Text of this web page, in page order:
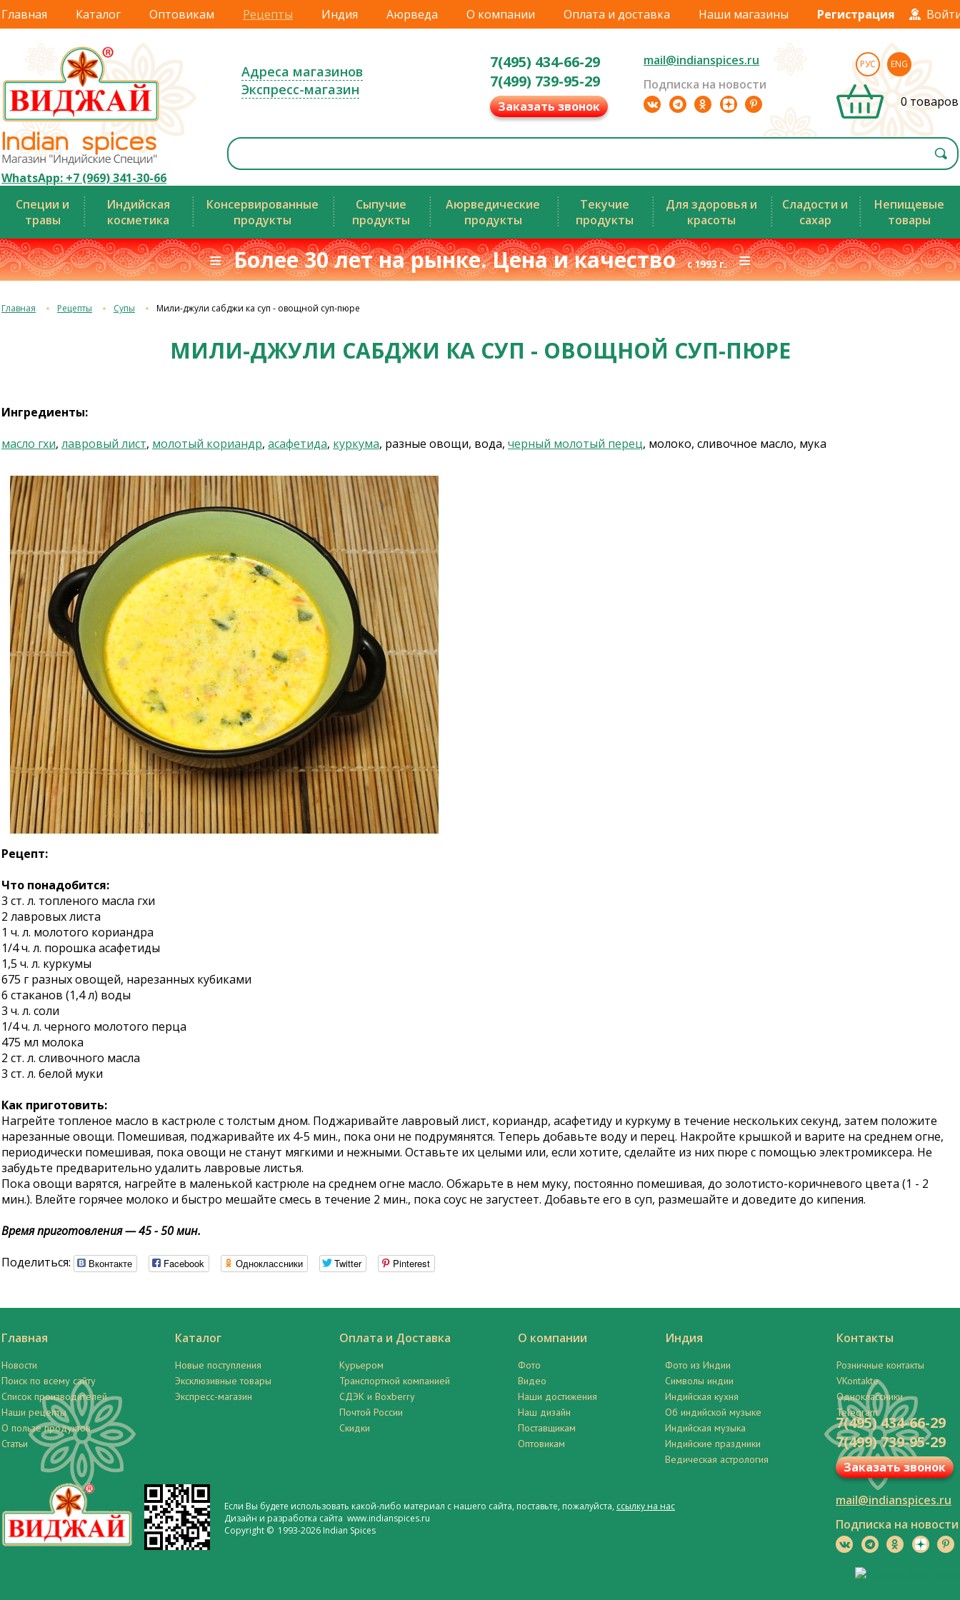
Главная Каталог Оптовикам Рецепты Индия Аюрведа О компании Оплата и доставка Наши магазины Регистрация
WhatsApp: +7 (969) 341-30-66
Адреса магазинов
Экспресс-магазин
7(495) 434-66-29
7(499) 739-95-29
Заказать звонок
mail@indianspices.ru
Подписка на новости
РУС ENG
0 товаров
Специи и
травы
Индийская
косметика
Консервированные
продукты
Сыпучие
продукты
Аюрведические
продукты
Текучие
продукты
Для здоровья и
красоты
Сладости и
сахар
Непищевые
товары
≡ Более 30 лет на рынке. Цена и качествос 1993 г.≡
Главная Рецепты Супы Мили-джули сабджи ка суп - овощной суп-пюре
МИЛИ-ДЖУЛИ САБДЖИ КА СУП - ОВОЩНОЙ СУП-ПЮРЕ
Ингредиенты:
масло гхи, лавровый лист, молотый кориандр, асафетида, куркума, разные овощи, вода, черный молотый перец, молоко, сливочное масло, мука
Рецепт:
Что понадобится:
3 ст. л. топленого масла гхи
2 лавровых листа
1 ч. л. молотого кориандра
1/4 ч. л. порошка асафетиды
1,5 ч. л. куркумы
675 г разных овощей, нарезанных кубиками
6 стаканов (1,4 л) воды
3 ч. л. соли
1/4 ч. л. черного молотого перца
475 мл молока
2 ст. л. сливочного масла
3 ст. л. белой муки
Как приготовить:
Нагрейте топленое масло в кастрюле с толстым дном. Поджаривайте лавровый лист, кориандр, асафетиду и куркуму в течение нескольких секунд, затем положите
нарезанные овощи. Помешивая, поджаривайте их 4-5 мин., пока они не подрумянятся. Теперь добавьте воду и перец. Накройте крышкой и варите на среднем огне,
периодически помешивая, пока овощи не станут мягкими и нежными. Оставьте их целыми или, если хотите, сделайте из них пюре с помощью электромиксера. Не
забудьте предварительно удалить лавровые листья.
Пока овощи варятся, нагрейте в маленькой кастрюле на среднем огне масло. Обжарьте в нем муку, постоянно помешивая, до золотисто-коричневого цвета (1 - 2
мин.). Влейте горячее молоко и быстро мешайте смесь в течение 2 мин., пока соус не загустеет. Добавьте его в суп, размешайте и доведите до кипения.
Время приготовления — 45 - 50 мин.
Поделиться:
Вконтакте Facebook Одноклассники Twitter Pinterest
Главная
Новости
Поиск по всему сайту
Список производителей
Наши рецепты
О пользе продуктов
Статьи
Каталог
Новые поступления
Эксклюзивные товары
Экспресс-магазин
Оплата и Доставка
Курьером
Транспортной компанией
СДЭК и Boxberry
Почтой России
Скидки
О компании
Фото
Видео
Наши достижения
Наш дизайн
Поставщикам
Оптовикам
Индия
Фото из Индии
Символы индии
Индийская кухня
Об индийской музыке
Индийская музыка
Индийские праздники
Ведическая астрология
Контакты
Розничные контакты
VKontakte
Одноклассники
Telegram
Если Вы будете использовать какой-либо материал с нашего сайта, поставьте, пожалуйста, ссылку на нас
Дизайн и разработка сайта www.indianspices.ru
Copyright © 1993-2026 Indian Spices
7(495) 434-66-29
7(499) 739-95-29
Заказать звонок
mail@indianspices.ru
Подписка на новости